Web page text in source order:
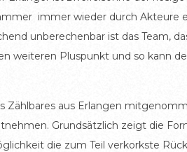
immer wieder durch Akteure
unberechenbar ist das Team,
weiteren Pluspunkt und so kann
Zählbares aus Erlangen
Grundsätzlich zeigt die
die zum Teil verkorkste